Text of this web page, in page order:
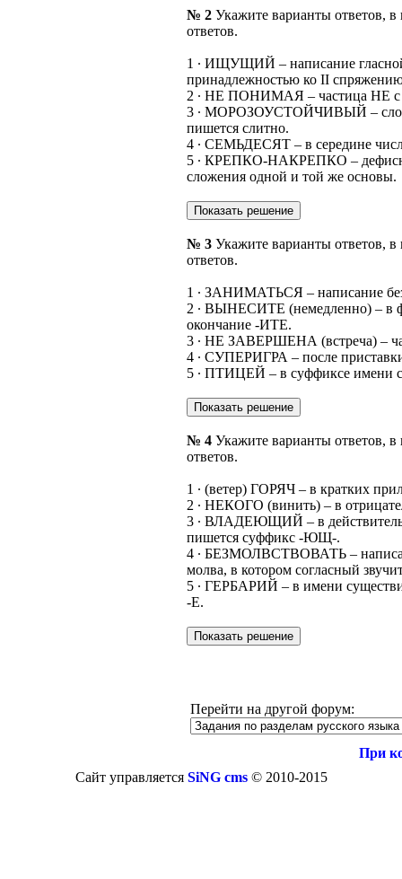
№ 2 Укажите варианты ответов,
ответов.
1 ∙ ИЩУЩИЙ – написание гласной
принадлежностью ко II спряжению
2 ∙ НЕ ПОНИМАЯ – частица НЕ с
3 ∙ МОРОЗОУСТОЙЧИВЫЙ –
пишется слитно.
4 ∙ СЕМЬДЕСЯТ – в середине
5 ∙ КРЕПКО-НАКРЕПКО – дефисное
сложения одной и той же основы.
№ 3 Укажите варианты ответов,
ответов.
1 ∙ ЗАНИМАТЬСЯ – написание
2 ∙ ВЫНЕСИТЕ (немедленно) – в
окончание -ИТЕ.
3 ∙ НЕ ЗАВЕРШЕНА (встреча) –
4 ∙ СУПЕРИГРА – после
5 ∙ ПТИЦЕЙ – в суффиксе имени
№ 4 Укажите варианты ответов,
ответов.
1 ∙ (ветер) ГОРЯЧ – в кратких
2 ∙ НЕКОГО (винить) – в
3 ∙ ВЛАДЕЮЩИЙ – в
пишется суффикс -ЮЩ-.
4 ∙ БЕЗМОЛВСТВОВАТЬ –
молва, в котором согласный
5 ∙ ГЕРБАРИЙ – в имени
-Е.
Перейти на другой форум:
При
Сайт управляется SiNG cms© 2010-2015